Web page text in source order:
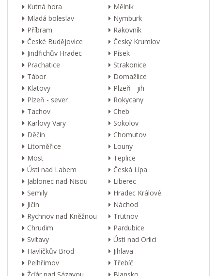
Kutná hora
Mělník
Mladá boleslav
Nymburk
Příbram
Rakovník
České Budějovice
Český Krumlov
Jindřichův Hradec
Písek
Prachatice
Strakonice
Tábor
Domažlice
Klatovy
Plzeň - jih
Plzeň - sever
Rokycany
Tachov
Cheb
Karlovy Vary
Sokolov
Děčín
Chomutov
Litoměřice
Louny
Most
Teplice
Ústí nad Labem
Česká Lípa
Jablonec nad Nisou
Liberec
Semily
Hradec Králové
Jičín
Náchod
Rychnov nad Kněžnou
Trutnov
Chrudim
Pardubice
Svitavy
Ústí nad Orlicí
Havlíčkův Brod
Jihlava
Pelhřimov
Třebíč